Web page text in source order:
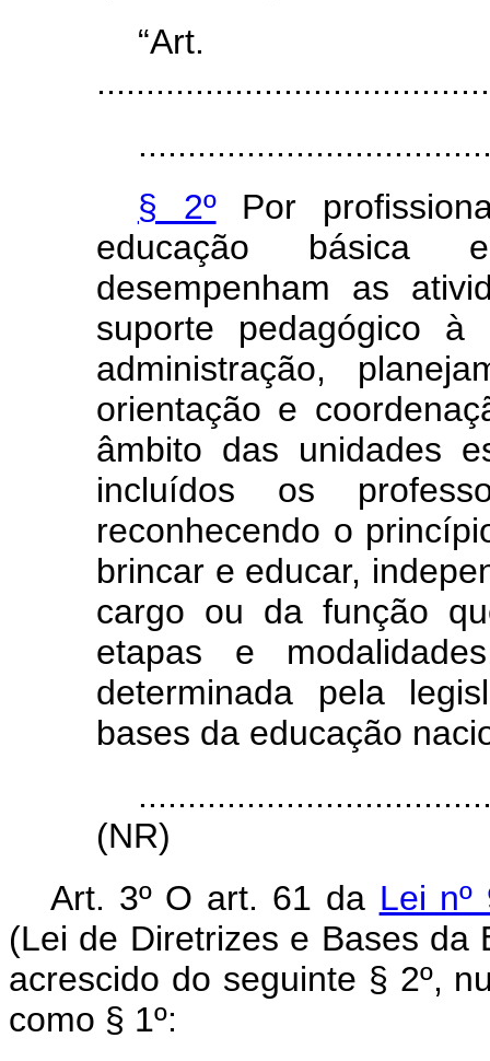
§ 2ºPor
educação básica
desempenham as
suporte pedagógico
administração,
orientação e
âmbito das unidades
incluídos os
reconhecendo o
brincar e educar,
cargo ou da função
etapas e
determinada pela
bases da educação
(NR)
Art. 3º O art. 61 da Lei
(Lei de Diretrizes e Bases da
acrescido do seguinte § 2º,
como § 1º: